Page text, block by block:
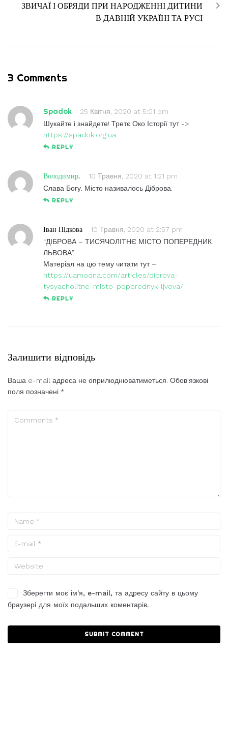
ЗВИЧАЇ І ОБРЯДИ ПРИ НАРОДЖЕННІ ДИТИНИ
В ДАВНІЙ УКРАЇНІ ТА РУСІ
3 Comments
Spadok
25 Квітня, 2020 at 5:01 pm
Шукайте і знайдете! Третє Око Історії тут ->
https://spadok.org.ua
REPLY
Володимир.
10 Травня, 2020 at 1:21 pm
Слава Богу. Місто називалось Діброва.
REPLY
Іван Підкова
10 Травня, 2020 at 2:57 pm
“ДІБРОВА – ТИСЯЧОЛІТНЄ МІСТО ПОПЕРЕДНИК
ЛЬВОВА”
Матеріал на цю тему читати тут –
https://uamodna.com/articles/dibrova-
tysyacholitne-misto-poperednyk-ljvova/
REPLY
Залишити відповідь
Ваша e-mail адреса не оприлюднюватиметься. Обов’язкові
поля позначені *
Зберегти моє ім'я, e-mail, та адресу сайту в цьому
браузері для моїх подальших коментарів.